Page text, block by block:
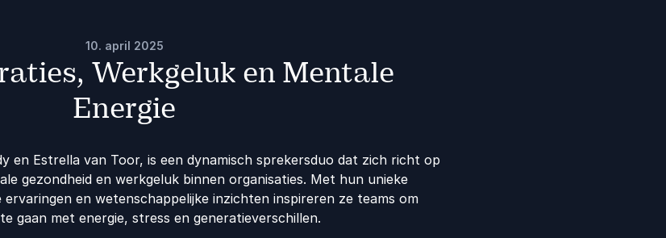
10. april 2025
Werkgeluk en Mentale
Energie
en Estrella van Toor, is een dynamisch sprekersduo dat zich richt op
gezondheid en werkgeluk binnen organisaties. Met hun unieke
en wetenschappelijke inzichten inspireren ze teams om
gaan met energie, stress en generatieverschillen.